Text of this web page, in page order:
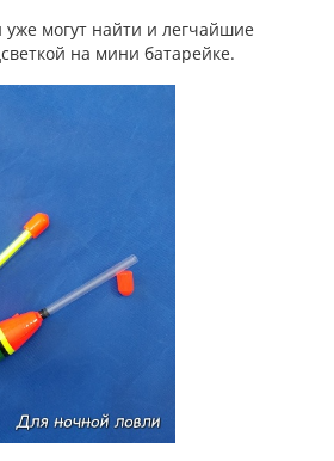
могут найти и легчайшие
на мини батарейке.